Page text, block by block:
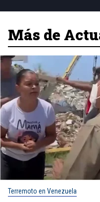
Más de
Terremoto en Venezuela